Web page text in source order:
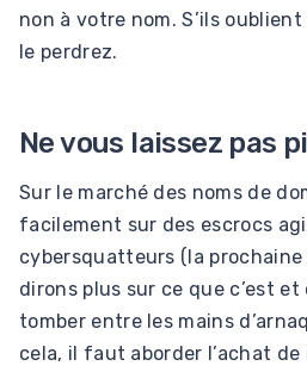
non à votre nom. S’ils
le perdrez.
Ne vous laissez pas
Sur le marché des noms de
facilement sur des escrocs
cybersquatteurs (la
dirons plus sur ce que c’est
tomber entre les mains
cela, il faut aborder l’achat de